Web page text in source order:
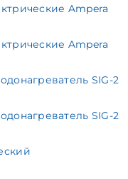
Ampera
Ampera
SIG-2
SIG-2